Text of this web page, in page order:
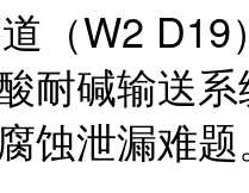
（W2 D19
耐碱输送
蚀泄漏难